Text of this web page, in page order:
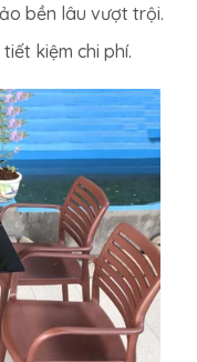
bền lâu vượt trội.
kiệm chi phí.